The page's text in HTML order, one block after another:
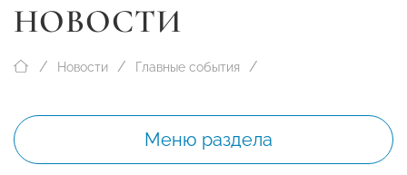
НОВОСТИ
Новости Главные события
Меню раздела